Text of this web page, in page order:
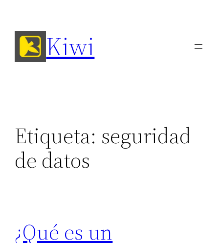
contenido Kiwi
Etiqueta: seguridad
de datos
¿Qué es un